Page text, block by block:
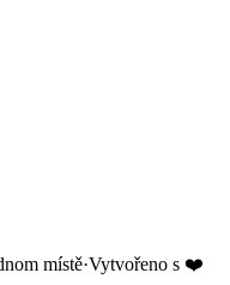
místě·Vytvořeno s ❤️